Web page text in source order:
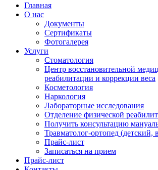
Главная
О нас
Документы
Сертификаты
Фотогалерея
Услуги
Стоматология
Центр восстановительной
реабилитации и коррекции веса
Косметология
Наркология
Лабораторные исследования
Отделение физической
Получить консультацию
Травматолог-ортопед (детский,
Прайс-лист
Записаться на прием
Прайс-лист